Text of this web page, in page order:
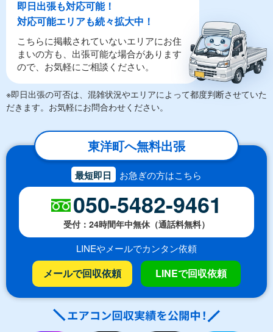
即日出張も対応可能！
対応可能エリアも続々拡大中！
こちらに掲載されていないエリアにお住
まいの方も、出張可能な場合があります
ので、お気軽にご相談ください。
※即日出張の可否は、混雑状況やエリアによって都度判断させていた
だきます。お気軽にお問合わせください。
東洋町へ無料出張
最短即日 お急ぎの方はこちら
050-5482-9461
受付：24時間年中無休（通話料無料）
LINEやメールでカンタン依頼
メールで回収依頼 LINEで回収依頼